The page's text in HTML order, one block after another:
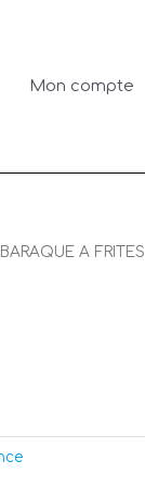
Mon compte
A FRITES